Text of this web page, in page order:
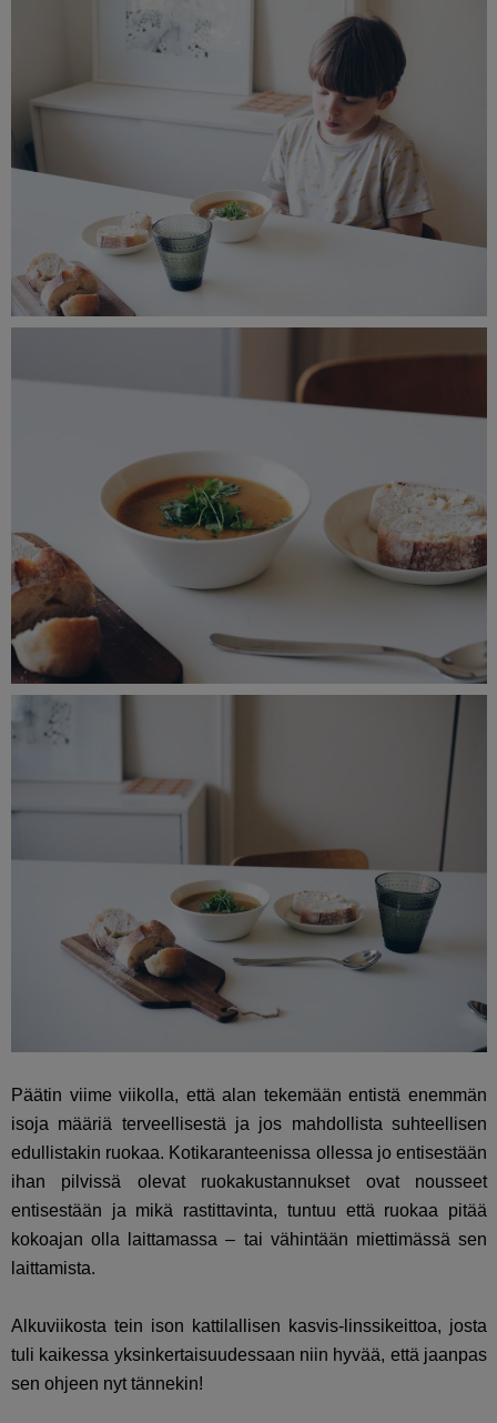
Päätin viime viikolla, että alan tekemään entistä enemmän
isoja määriä terveellisestä ja jos mahdollista suhteellisen
edullistakin ruokaa. Kotikaranteenissa ollessa jo entisestään
ihan pilvissä olevat ruokakustannukset ovat nousseet
entisestään ja mikä rastittavinta, tuntuu että ruokaa pitää
kokoajan olla laittamassa – tai vähintään miettimässä sen
laittamista.
Alkuviikosta tein ison kattilallisen kasvis-linssikeittoa, josta
tuli kaikessa yksinkertaisuudessaan niin hyvää, että jaanpas
sen ohjeen nyt tännekin!